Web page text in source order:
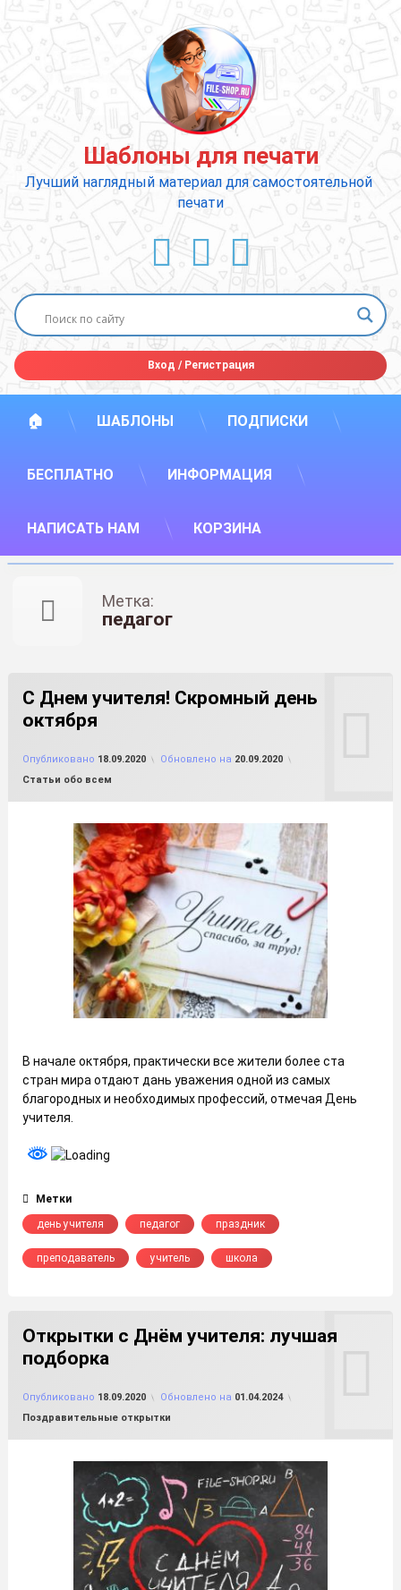
содержимому
Шаблоны для печати
Лучший наглядный материал для самостоятельной
печати
ВКонтакте
YouTube
E-mail
Вход /Регистрация
🏠 ШАБЛОНЫ ПОДПИСКИ
БЕСПЛАТНО ИНФОРМАЦИЯ
НАПИСАТЬ НАМ КОРЗИНА
Метка:
педагог
С Днем учителя! Скромный день
октября
Опубликовано 18.09.2020 Обновлено на 20.09.2020
Рубрики:
Статьи обо всем
В начале октября, практически все жители более ста
стран мира отдают дань уважения одной из самых
благородных и необходимых профессий, отмечая День
учителя.
Метки
день учителя
педагог праздник
преподаватель учитель школа
Открытки с Днём учителя: лучшая
подборка
Опубликовано 18.09.2020 Обновлено на 01.04.2024
Рубрики:
Поздравительные открытки